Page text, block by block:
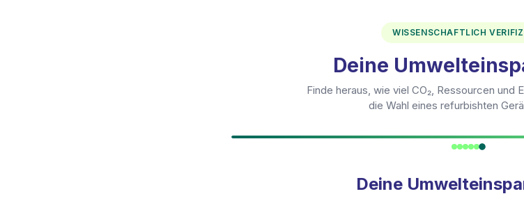
WISSENSCHAFTLICH
Deine
Finde heraus, wie viel CO₂, Ressourcen und
die Wahl eines refurbishten
Deine